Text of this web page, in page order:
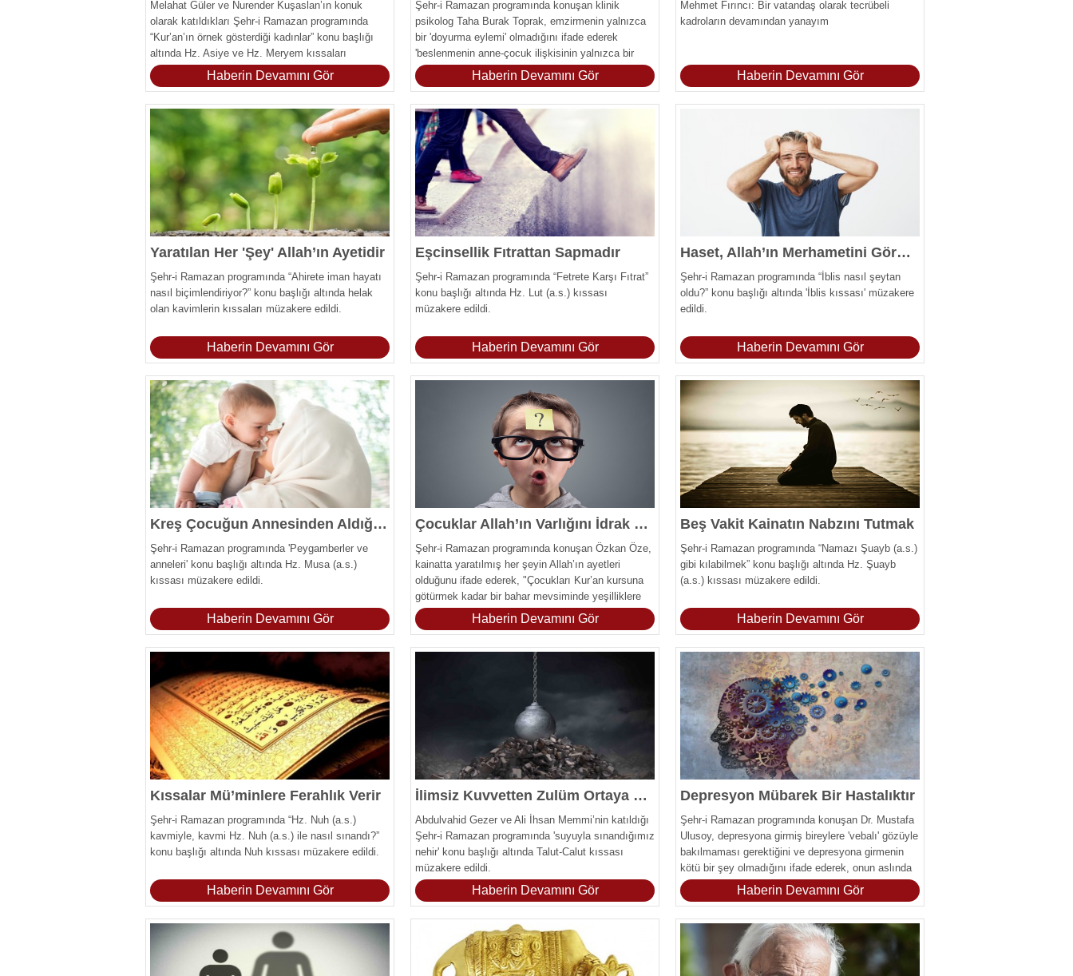
Melahat Güler ve Nurender Kuşaslan’ın konuk
olarak katıldıkları Şehr-i Ramazan programında
“Kur’an’ın örnek gösterdiği kadınlar” konu başlığı
altında Hz. Asiye ve Hz. Meryem kıssaları
müzakere edildi.Haberin Devamını Gör
Şehr-i Ramazan programında konuşan klinik
psikolog Taha Burak Toprak, emzirmenin yalnızca
bir 'doyurma eylemi' olmadığını ifade ederek
'beslenmenin anne-çocuk ilişkisinin yalnızca bir
yönü olduğunu' söyledi. Toprak, emzirmede asıl
olanının duygusal bir alışveriş olduğuna dikkat
çekerek “Anne ile bebek arasındaki emzirme
ilişkisinde bir kişilik oluşur” dedi.
Haberin Devamını Gör
Mehmet Fırıncı: Bir vatandaş olarak tecrübeli
kadroların devamından yanayım
Haberin Devamını Gör
Yaratılan Her 'Şey' Allah’ın Ayetidir
Şehr-i Ramazan programında “Ahirete iman hayatı
nasıl biçimlendiriyor?” konu başlığı altında helak
olan kavimlerin kıssaları müzakere edildi.
Haberin Devamını Gör
Eşcinsellik Fıtrattan Sapmadır
Şehr-i Ramazan programında “Fetrete Karşı Fıtrat”
konu başlığı altında Hz. Lut (a.s.) kıssası
müzakere edildi.
Haberin Devamını Gör
Haset, Allah’ın Merhametini Görmeyi Engelliyor
Şehr-i Ramazan programında “İblis nasıl şeytan
oldu?” konu başlığı altında 'İblis kıssası' müzakere
edildi.
Haberin Devamını Gör
Kreş Çocuğun Annesinden Aldığı Eğitimi Veremez
Şehr-i Ramazan programında 'Peygamberler ve
anneleri' konu başlığı altında Hz. Musa (a.s.)
kıssası müzakere edildi.
Haberin Devamını Gör
Çocuklar Allah’ın Varlığını İdrak Edebilir
Şehr-i Ramazan programında konuşan Özkan Öze,
kainatta yaratılmış her şeyin Allah’ın ayetleri
olduğunu ifade ederek, "Çocukları Kur’an kursuna
götürmek kadar bir bahar mevsiminde yeşilliklere
götürmekte Cenab-ı Hakk’ın ayetlerini gözler önüne
sermektir!" dedi.
Haberin Devamını Gör
Beş Vakit Kainatın Nabzını Tutmak
Şehr-i Ramazan programında “Namazı Şuayb (a.s.)
gibi kılabilmek” konu başlığı altında Hz. Şuayb
(a.s.) kıssası müzakere edildi.
Haberin Devamını Gör
Kıssalar Mü’minlere Ferahlık Verir
Şehr-i Ramazan programında “Hz. Nuh (a.s.)
kavmiyle, kavmi Hz. Nuh (a.s.) ile nasıl sınandı?”
konu başlığı altında Nuh kıssası müzakere edildi.
Haberin Devamını Gör
İlimsiz Kuvvetten Zulüm Ortaya Çıkıyor
Abdulvahid Gezer ve Ali İhsan Memmi’nin katıldığı
Şehr-i Ramazan programında 'suyuyla sınandığımız
nehir' konu başlığı altında Talut-Calut kıssası
müzakere edildi.
Haberin Devamını Gör
Depresyon Mübarek Bir Hastalıktır
Şehr-i Ramazan programında konuşan Dr. Mustafa
Ulusoy, depresyona girmiş bireylere 'vebalı' gözüyle
bakılmaması gerektiğini ve depresyona girmenin
kötü bir şey olmadığını ifade ederek, onun aslında
'mübarek bir hastalık' olduğunu söyledi.
Haberin Devamını Gör